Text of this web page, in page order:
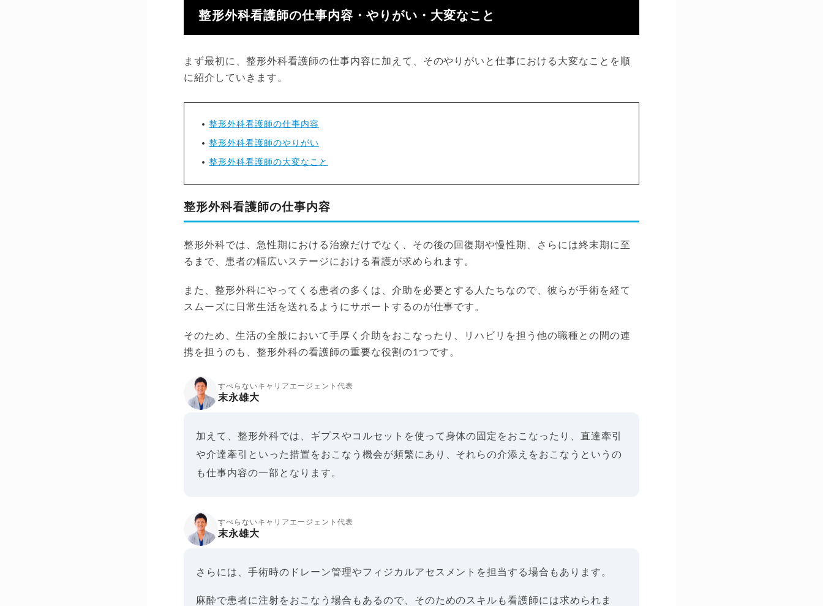
整形外科看護師の仕事内容・やりがい・大変なこと
まず最初に、整形外科看護師の仕事内容に加えて、そのやりがいと仕事における大変なことを順
に紹介していきます。
整形外科看護師の仕事内容
整形外科看護師のやりがい
整形外科看護師の大変なこと
整形外科看護師の仕事内容
整形外科では、急性期における治療だけでなく、その後の回復期や慢性期、さらには終末期に至
るまで、患者の幅広いステージにおける看護が求められます。
また、整形外科にやってくる患者の多くは、介助を必要とする人たちなので、彼らが手術を経て
スムーズに日常生活を送れるようにサポートするのが仕事です。
そのため、生活の全般において手厚く介助をおこなったり、リハビリを担う他の職種との間の連
携を担うのも、整形外科の看護師の重要な役割の1つです。
すべらないキャリアエージェント代表
末永雄大
加えて、整形外科では、ギプスやコルセットを使って身体の固定をおこなったり、直達牽引
や介達牽引といった措置をおこなう機会が頻繁にあり、それらの介添えをおこなうというの
も仕事内容の一部となります。
すべらないキャリアエージェント代表
末永雄大
さらには、手術時のドレーン管理やフィジカルアセスメントを担当する場合もあります。
麻酔で患者に注射をおこなう場合もあるので、そのためのスキルも看護師には求められま